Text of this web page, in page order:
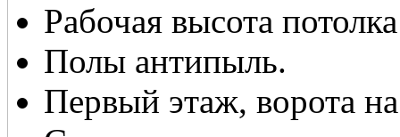
Рабочая высота
Полы антипыль.
Первый этаж, ворота